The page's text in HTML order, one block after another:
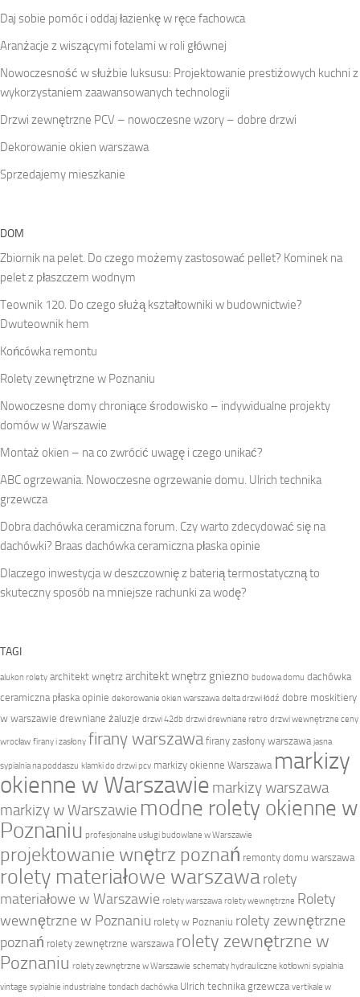
Daj sobie pomóc i oddaj łazienkę w ręce fachowca
Aranżacje z wiszącymi fotelami w roli głównej
Nowoczesność w służbie luksusu: Projektowanie prestiżowych kuchni z
wykorzystaniem zaawansowanych technologii
Drzwi zewnętrzne PCV – nowoczesne wzory – dobre drzwi
Dekorowanie okien warszawa
Sprzedajemy mieszkanie
DOM
Zbiornik na pelet. Do czego możemy zastosować pellet? Kominek na
pelet z płaszczem wodnym
Teownik 120. Do czego służą kształtowniki w budownictwie?
Dwuteownik hem
Końcówka remontu
Rolety zewnętrzne w Poznaniu
Nowoczesne domy chroniące środowisko – indywidualne projekty
domów w Warszawie
Montaż okien – na co zwrócić uwagę i czego unikać?
ABC ogrzewania. Nowoczesne ogrzewanie domu. Ulrich technika
grzewcza
Dobra dachówka ceramiczna forum. Czy warto zdecydować się na
dachówki? Braas dachówka ceramiczna płaska opinie
Dlaczego inwestycja w deszczownię z baterią termostatyczną to
skuteczny sposób na mniejsze rachunki za wodę?
TAGI
alukon rolety architekt wnętrz architekt wnętrz gniezno budowa domu dachówka
ceramiczna płaska opinie dekorowanie okien warszawa delta drzwi łódź dobre moskitiery
w warszawie drewniane żaluzje drzwi 42db drzwi drewniane retro drzwi wewnętrzne ceny
wrocław firany i zasłony firany warszawa firany zasłony warszawa jasna
sypialnia na poddaszu klamki do drzwi pcv markizy okienne Warszawa markizy
okienne w Warszawie markizy warszawa
markizy w Warszawie modne rolety okienne w
Poznaniu profesjonalne usługi budowlane w Warszawie
projektowanie wnętrz poznań remonty domu warszawa
rolety materiałowe warszawa rolety
materiałowe w Warszawie rolety warszawa rolety wewnętrzne Rolety
wewnętrzne w Poznaniu rolety w Poznaniu rolety zewnętrzne
poznań rolety zewnętrzne warszawa rolety zewnętrzne w
Poznaniu rolety zewnętrzne w Warszawie schematy hydrauliczne kotłowni sypialnia
vintage sypialnie industrialne tondach dachówka Ulrich technika grzewcza vertikale w